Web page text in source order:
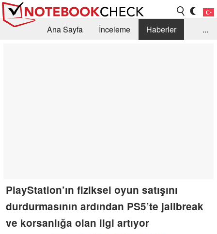
Ana Sayfa İnceleme
Haberler
...
PlayStation’ın fiziksel oyun satışını
durdurmasının ardından PS5’te jailbreak
ve korsanlığa olan ilgi artıyor